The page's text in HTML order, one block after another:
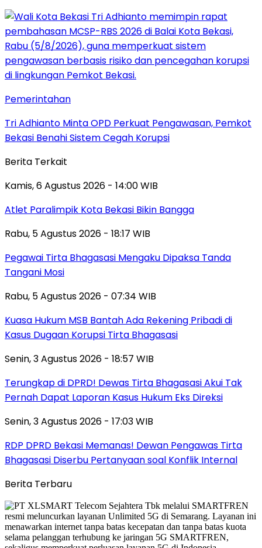
Pemerintahan
Tri Adhianto Minta OPD Perkuat Pengawasan, Pemkot
Bekasi Benahi Sistem Cegah Korupsi
Berita Terkait
Kamis, 6 Agustus 2026 - 14:00 WIB
Atlet Paralimpik Kota Bekasi Bikin Bangga
Rabu, 5 Agustus 2026 - 18:17 WIB
Pegawai Tirta Bhagasasi Mengaku Dipaksa Tanda
Tangani Mosi
Rabu, 5 Agustus 2026 - 07:34 WIB
Kuasa Hukum MSB Bantah Ada Rekening Pribadi di
Kasus Dugaan Korupsi Tirta Bhagasasi
Senin, 3 Agustus 2026 - 18:57 WIB
Terungkap di DPRD! Dewas Tirta Bhagasasi Akui Tak
Pernah Dapat Laporan Kasus Hukum Eks Direksi
Senin, 3 Agustus 2026 - 17:03 WIB
RDP DPRD Bekasi Memanas! Dewan Pengawas Tirta
Bhagasasi Diserbu Pertanyaan soal Konflik Internal
Berita Terbaru